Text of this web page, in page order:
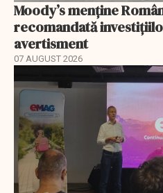
Moody’s menține
recomandată
avertisment
07 AUGUST 2026